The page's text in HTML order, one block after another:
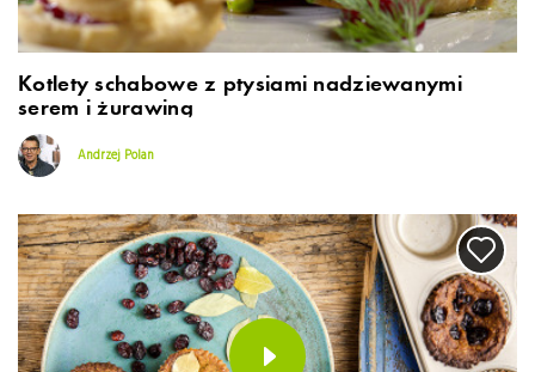
Kotlety schabowe z ptysiami nadziewanymi
serem i żurawiną
Andrzej Polan